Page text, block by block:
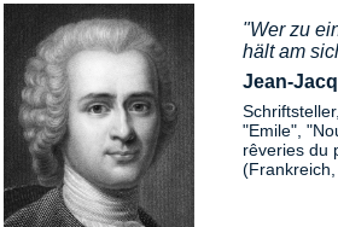
"Wer zu
hält am
Jean-
"Emile",
rêveries du
(Frankreich,